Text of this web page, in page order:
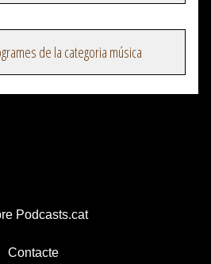
de la categoria música
Podcasts.cat
Contacte